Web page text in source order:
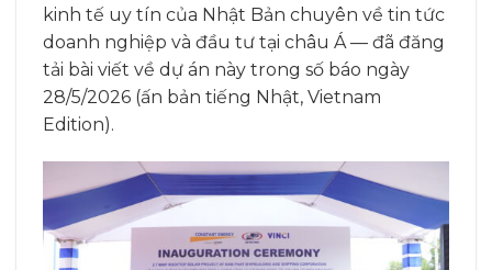
kinh tế uy tín của Nhật Bản chuyên về tin tức
doanh nghiệp và đầu tư tại châu Á — đã đăng
tải bài viết về dự án này trong số báo ngày
28/5/2026 (ấn bản tiếng Nhật, Vietnam
Edition).